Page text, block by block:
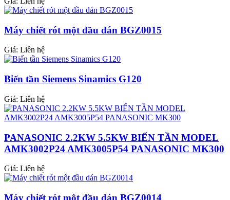
Máy chiết rót một đầu dán BGZ0015
Giá: Liên hệ
Biến tần Siemens Sinamics G120
Giá: Liên hệ
PANASONIC 2.2KW 5.5KW BIẾN TẦN MODEL
AMK3002P24 AMK3005P54 PANASONIC MK300
Giá: Liên hệ
Máy chiết rót một đầu dán BGZ0014